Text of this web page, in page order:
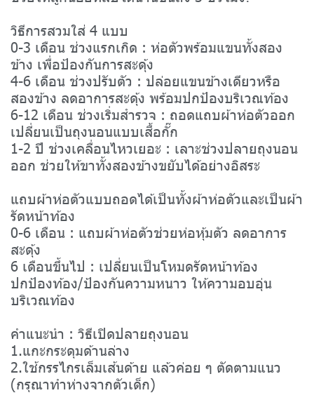
วิธีการสวมใส่ 4 แบบ
0-3 เดือน ช่วงแรกเกิด : ห่อตัวพร้อมแขนทั้งสอง
ข้าง เพื่อป้องกันการสะดุ้ง
4-6 เดือน ช่วงปรับตัว : ปล่อยแขนข้างเดียวหรือ
สองข้าง ลดอาการสะดุ้ง พร้อมปกป้องบริเวณท้อง
6-12 เดือน ช่วงเริ่มสำรวจ : ถอดแถบผ้าห่อตัวออก
เปลี่ยนเป็นถุงนอนแบบเสื้อกั๊ก
1-2 ปี ช่วงเคลื่อนไหวเยอะ : เลาะช่วงปลายถุงนอน
ออก ช่วยให้ขาทั้งสองข้างขยับได้อย่างอิสระ
แถบผ้าห่อตัวแบบถอดได้เป็นทั้งผ้าห่อตัวและเป็นผ้า
รัดหน้าท้อง
0-6 เดือน : แถบผ้าห่อตัวช่วยห่อหุ้มตัว ลดอาการ
สะดุ้ง
6 เดือนขึ้นไป : เปลี่ยนเป็นโหมดรัดหน้าท้อง
ปกป้องท้อง/ป้องกันความหนาว ให้ความอบอุ่น
บริเวณท้อง
คำแนะนำ : วิธีเปิดปลายถุงนอน
1.แกะกระดุมด้านล่าง
2.ใช้กรรไกรเล็มเส้นด้าย แล้วค่อย ๆ ตัดตามแนว
(กรุณาทำห่างจากตัวเด็ก)